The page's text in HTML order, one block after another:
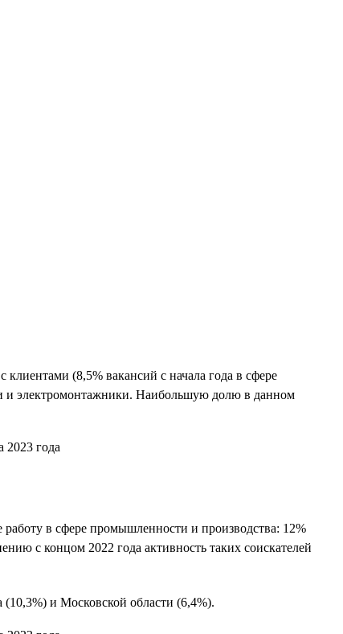
(8,5% вакансий с начала года в сфере
и электромонтажники. Наибольшую долю в данном
в сфере промышленности и производства: 12%
с концом 2022 года активность таких соискателей
и Московской области (6,4%).